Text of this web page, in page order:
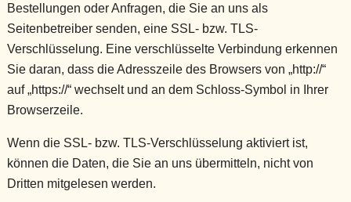
Bestellungen oder Anfragen, die Sie an uns als
Seitenbetreiber senden, eine SSL- bzw. TLS-
Verschlüsselung. Eine verschlüsselte Verbindung erkennen
Sie daran, dass die Adresszeile des Browsers von „http://“
auf „https://“ wechselt und an dem Schloss-Symbol in Ihrer
Browserzeile.
Wenn die SSL- bzw. TLS-Verschlüsselung aktiviert ist,
können die Daten, die Sie an uns übermitteln, nicht von
Dritten mitgelesen werden.